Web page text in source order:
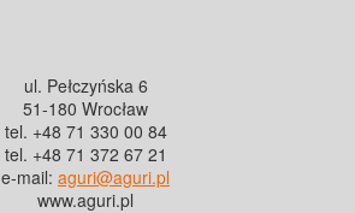
ul. Pełczyńska 6
51-180 Wrocław
tel. +48 71 330 00 84
tel. +48 71 372 67 21
e-mail: aguri@aguri.pl
www.aguri.pl